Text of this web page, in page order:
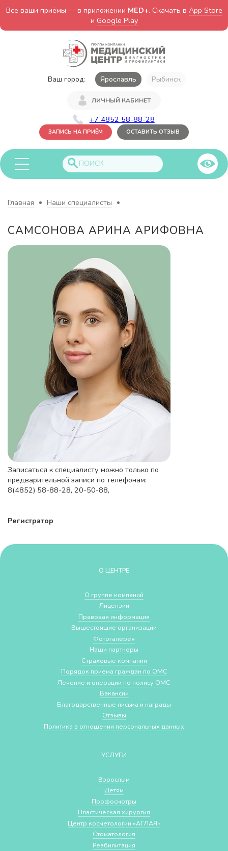
Все ваши приёмы — в приложении MED+. Скачать в App Store
и Google Play
Ваш город: Ярославль Рыбинск
ЛИЧНЫЙ КАБИНЕТ
+7 4852 58-88-28
ЗАПИСЬ НА ПРИЁМ ОСТАВИТЬ ОТЗЫВ
Главная Наши специалисты
САМСОНОВА АРИНА АРИФОВНА
Записаться к специалисту можно только по
предварительной записи по телефонам:
8(4852) 58-88-28, 20-50-88,
Регистратор
О ЦЕНТРЕ
О группе компаний
Лицензии
Правовая информация
Вышестоящие организации
Фотогалерея
Наши партнеры
Страховые компании
Порядок приема граждан по ОМС
Лечение и операции по полису ОМС
Вакансии
Благодарственные письма и награды
Отзывы
Политика в отношении персональных данных
УСЛУГИ
Взрослым
Детям
Профосмотры
Пластическая хирургия
Центр косметологии «АГЛАЯ»
Стоматология
Реабилитация